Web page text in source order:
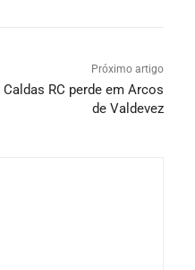
Próximo artigo
Caldas RC perde em Arcos
de Valdevez